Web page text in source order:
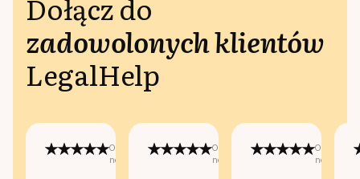
Dołącz do
zadowolonych klientów
LegalHelp
Opublikowano
na:
Opublikowano
na:
na: